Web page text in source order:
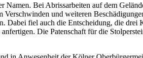
Bei Abrissarbeiten auf dem
und weiteren
Dabei fiel auch die Entscheidung, die
Die Patenschaft für die